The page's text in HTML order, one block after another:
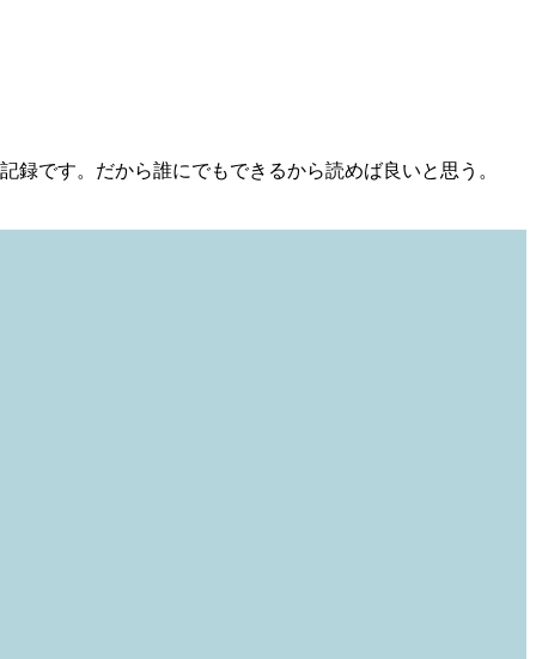
です。だから誰にでもできるから読めば良いと思う。